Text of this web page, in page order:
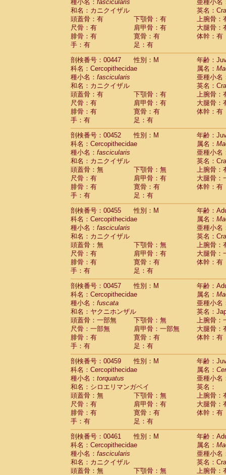
種小名： fascicularis
亜種小名
和名：カニクイザル
英名：
頭蓋骨：有
下顎骨：有
上腕骨：
尺骨：有
肩甲骨：有
大腿骨：
腓骨：有
寛骨：有
体幹：有
手：有
足：有
剖検番号：00447
性別：M
年齢：
科名：Cercopithecidae
属名：
種小名： fascicularis
亜種小名
和名：カニクイザル
英名：
頭蓋骨：有
下顎骨：有
上腕骨：
尺骨：有
肩甲骨：有
大腿骨：
腓骨：有
寛骨：有
体幹：有
手：有
足：有
剖検番号：00452
性別：M
年齢：
科名：Cercopithecidae
属名：
種小名： fascicularis
亜種小名
和名：カニクイザル
英名：
頭蓋骨：無
下顎骨：無
上腕骨：
尺骨：有
肩甲骨：有
大腿骨：
腓骨：有
寛骨：有
体幹：有
手：有
足：有
剖検番号：00455
性別：M
年齢：
科名：Cercopithecidae
属名：
種小名： fascicularis
亜種小名
和名：カニクイザル
英名：
頭蓋骨：無
下顎骨：無
上腕骨：
尺骨：有
肩甲骨：有
大腿骨：
腓骨：有
寛骨：有
体幹：有
手：有
足：有
剖検番号：00457
性別：M
年齢：
科名：Cercopithecidae
属名：
種小名： fuscata
亜種小名
和名：ヤクニホンザル
英名：
頭蓋骨：一部無
下顎骨：無
上腕骨：
尺骨：一部無
肩甲骨：一部無
大腿骨：
腓骨：有
寛骨：有
体幹：有
手：有
足：有
剖検番号：00459
性別：M
年齢：
科名：Cercopithecidae
属名：
種小名： torquatus
亜種小名
和名：シロエリマンガベイ
英名：
頭蓋骨：無
下顎骨：無
上腕骨：
尺骨：有
肩甲骨：有
大腿骨：
腓骨：有
寛骨：有
体幹：有
手：有
足：有
剖検番号：00461
性別：M
年齢：
科名：Cercopithecidae
属名：
種小名： fascicularis
亜種小名
和名：カニクイザル
英名：
頭蓋骨：無
下顎骨：無
上腕骨：